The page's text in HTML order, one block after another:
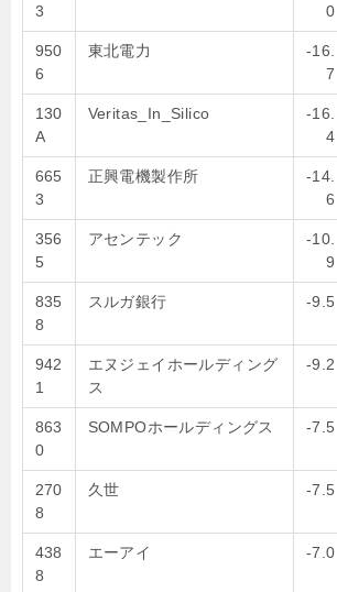
3
0
950
6
東北電力
-16.
7
130
A
Veritas_In_Silico
-16.
4
665
3
正興電機製作所
-14.
6
356
5
アセンテック
-10.
9
835
8
スルガ銀行 -9.5
942
1
エヌジェイホールディング
ス
-9.2
863
0
SOMPOホールディングス -7.5
270
8
久世 -7.5
438
8
エーアイ -7.0